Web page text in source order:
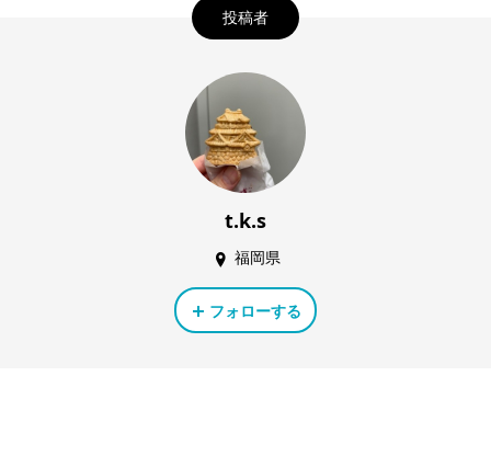
投稿者
t.k.s
福岡県
フォローする